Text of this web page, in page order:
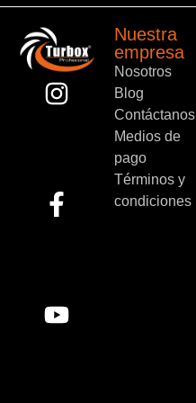
Nuestra
empresa
Nosotros
Blog
Contáctanos
Medios de
pago
Términos y
condiciones